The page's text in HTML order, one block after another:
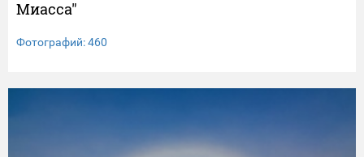
Миасса"
Фотографий: 460